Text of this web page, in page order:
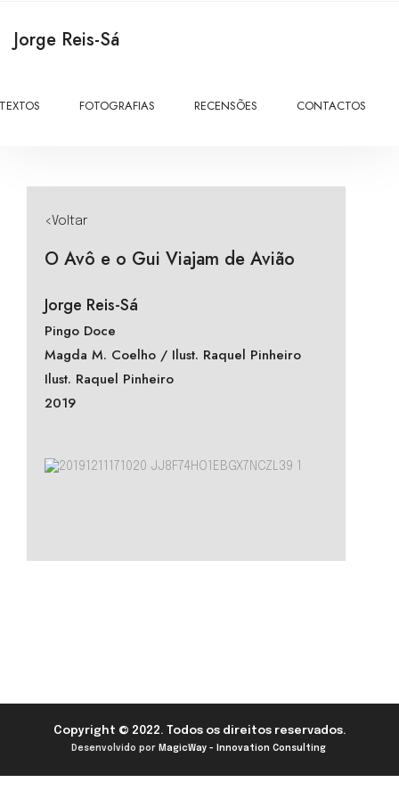
Jorge Reis-Sá
TEXTOS FOTOGRAFIAS RECENSÕES CONTACTOS
<Voltar
O Avô e o Gui Viajam de Avião
Jorge Reis-Sá
Pingo Doce
Magda M. Coelho / Ilust. Raquel Pinheiro
Ilust. Raquel Pinheiro
2019
Copyright © 2022. Todos os direitos reservados.
Desenvolvido por MagicWay - Innovation Consulting